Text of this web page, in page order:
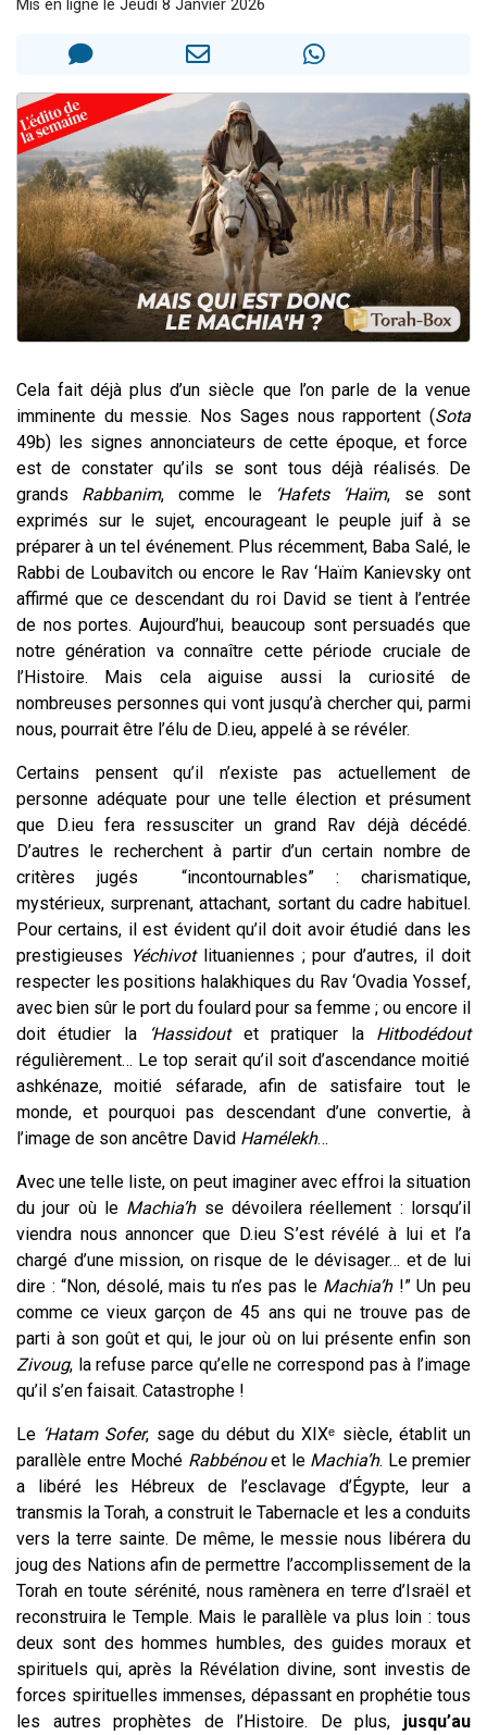
30 personnes viennent de faire un don pour Sauvez la jambe de Yohan
12 nouvelles musiques dans Torah-Box Music
29 personnes viennent de demander une bénédiction
Mis en ligne le Jeudi 8 Janvier 2026
Cela fait déjà plus d’un siècle que l’on parle de la venue
imminente du messie. Nos Sages nous rapportent (Sota
49b) les signes annonciateurs de cette époque, et force
est de constater qu’ils se sont tous déjà réalisés. De
grands Rabbanim, comme le ‘Hafets ‘Haïm, se sont
exprimés sur le sujet, encourageant le peuple juif à se
préparer à un tel événement. Plus récemment, Baba Salé, le
Rabbi de Loubavitch ou encore le Rav ‘Haïm Kanievsky ont
affirmé que ce descendant du roi David se tient à l’entrée
de nos portes. Aujourd’hui, beaucoup sont persuadés que
notre génération va connaître cette période cruciale de
l’Histoire. Mais cela aiguise aussi la curiosité de
nombreuses personnes qui vont jusqu’à chercher qui, parmi
nous, pourrait être l’élu de D.ieu, appelé à se révéler.
Certains pensent qu’il n’existe pas actuellement de
personne adéquate pour une telle élection et présument
que D.ieu fera ressusciter un grand Rav déjà décédé.
D’autres le recherchent à partir d’un certain nombre de
critères jugés “incontournables” : charismatique,
mystérieux, surprenant, attachant, sortant du cadre habituel.
Pour certains, il est évident qu’il doit avoir étudié dans les
prestigieuses Yéchivot lituaniennes ; pour d’autres, il doit
respecter les positions halakhiques du Rav ‘Ovadia Yossef,
avec bien sûr le port du foulard pour sa femme ; ou encore il
doit étudier la
‘Hassidout et pratiquer la Hitbodédout
régulièrement… Le top serait qu’il soit d’ascendance moitié
ashkénaze, moitié séfarade, afin de satisfaire tout le
monde, et pourquoi pas descendant d’une convertie, à
l’image de son ancêtre David Hamélekh…
Avec une telle liste, on peut imaginer avec effroi la situation
du jour où le Machia’h se dévoilera réellement : lorsqu’il
viendra nous annoncer que D.ieu S’est révélé à lui et l’a
chargé d’une mission, on risque de le dévisager… et de lui
dire : “Non, désolé, mais tu n’es pas le Machia’h!” Un peu
comme ce vieux garçon de 45 ans qui ne trouve pas de
parti à son goût et qui, le jour où on lui présente enfin son
Zivoug, la refuse parce qu’elle ne correspond pas à l’image
qu’il s’en faisait. Catastrophe !
Le ‘Hatam Sofer, sage du début du XIXᵉ siècle, établit un
parallèle entre Moché Rabbénouet le Machia’h. Le premier
a libéré les Hébreux de l’esclavage d’Égypte, leur a
transmis la Torah, a construit le Tabernacle et les a conduits
vers la terre sainte. De même, le messie nous libérera du
joug des Nations afin de permettre l’accomplissement de la
Torah en toute sérénité, nous ramènera en terre d’Israël et
reconstruira le Temple. Mais le parallèle va plus loin : tous
deux sont des hommes humbles, des guides moraux et
spirituels qui, après la Révélation divine, sont investis de
forces spirituelles immenses, dépassant en prophétie tous
les autres prophètes de l’Histoire. De plus, jusqu’au